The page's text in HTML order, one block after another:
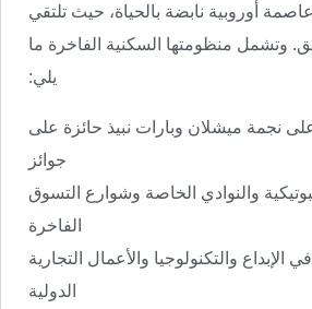
أوروبية نابضة بالحياة، حيث تلتقي
وتشمل منظومتها السكنية الفاخرة ما
يلي:
نجمة ميشلان وبارات نبيذ حائزة على
جوائز
والنوادي الخاصة وشوارع التسوق
الفاخرة
والتكنولوجيا والأعمال التجارية
الدولية